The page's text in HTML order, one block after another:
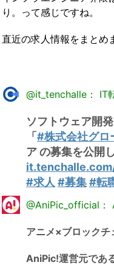
り。って感じですね。
直近の求人情報をまとめ
@it_tenchalle： IT
ソフトウェア開
「#株式会社グロ
ア の募集を公開
#求人 #募集#転
@AniPic_official：
アニメ×ブロックチ
AniPic!運営元であ